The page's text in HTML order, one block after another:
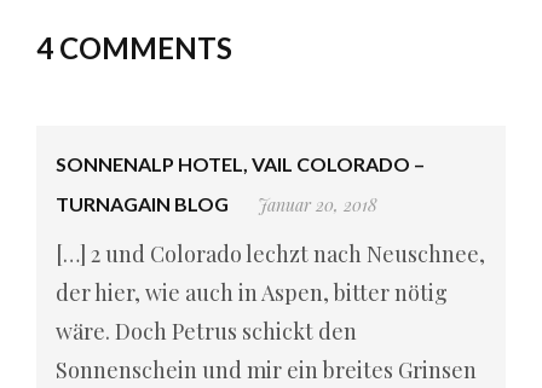
4 COMMENTS
SONNENALP HOTEL, VAIL COLORADO –
TURNAGAIN BLOG
Januar 20, 2018
[…] 2 und Colorado lechzt nach Neuschnee,
der hier, wie auch in Aspen, bitter nötig
wäre. Doch Petrus schickt den
Sonnenschein und mir ein breites Grinsen